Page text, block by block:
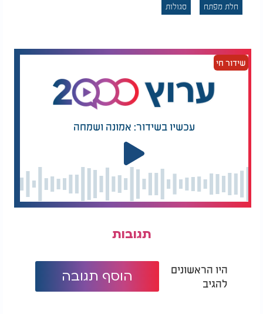
חלת מפתח סגולות
שידור חי
עכשיו בשידור: אמונה ושמחה
תגובות
היו הראשונים
להגיב
הוסף תגובה